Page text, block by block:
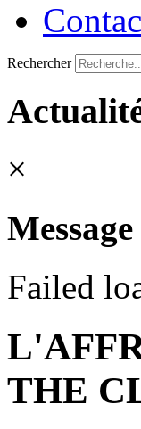
Rechercher
×
Message
Failed
THE